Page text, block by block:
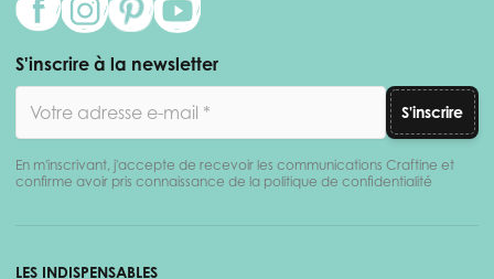
S'inscrire à la newsletter
S'inscrire
En m'inscrivant, j'accepte de recevoir les communications Craftine et
confirme avoir pris connaissance de la politique de confidentialité
LES INDISPENSABLES